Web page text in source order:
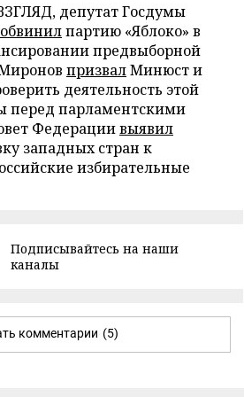
депутат Госдумы
обвинилпартию «Яблоко» в
предвыборной
призвалМинюст и
деятельность этой
перед парламентскими
Федерациивыявил
западных стран к
избирательные
Подписывайтесь на наши
каналы
комментарии (5)